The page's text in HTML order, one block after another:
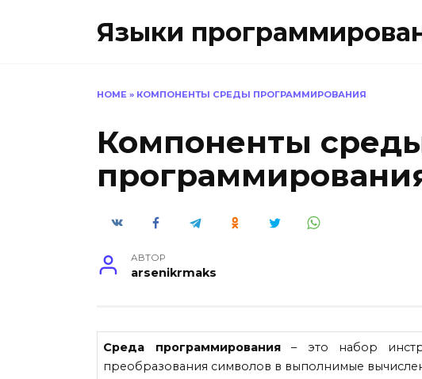
Языки
HOME » КОМПОНЕНТЫ СРЕДЫ ПРОГРАММИРОВАНИЯ
Компоненты
АВТОР
arsenikrmaks
Среда программирования– это набор
преобразования символов в выполнимые